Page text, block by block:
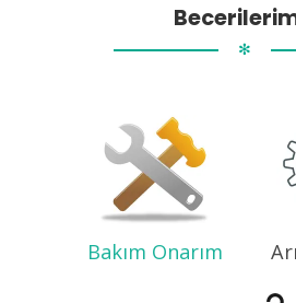
✻
Bakım Onarım